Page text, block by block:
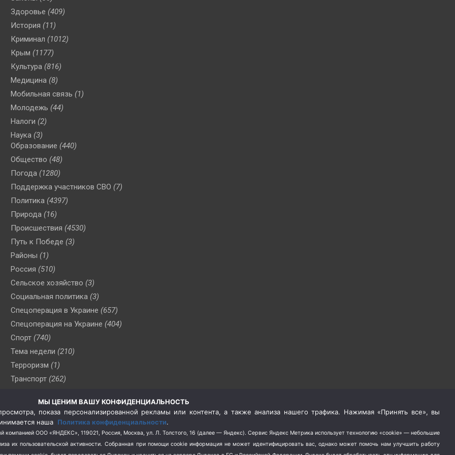
Здоровье (409)
История (11)
Криминал (1012)
Крым (1177)
Культура (816)
Медицина (8)
Мобильная связь (1)
Молодежь (44)
Налоги (2)
Наука (3)
Образование (440)
Общество (48)
Погода (1280)
Поддержка участников СВО (7)
Политика (4397)
Природа (16)
Происшествия (4530)
Путь к Победе (3)
Районы (1)
Россия (510)
Сельское хозяйство (3)
Социальная политика (3)
Спецоперация в Украине (657)
Спецоперация на Украине (404)
Спорт (740)
Тема недели (210)
Терроризм (1)
Транспорт (262)
(76)
Цены (2)
Школа и спорт (2)
Экология (8)
МЫ ЦЕНИМ ВАШУ КОНФИДЕНЦИАЛЬНОСТЬ
показа персонализированной рекламы или контента, а также анализа нашего трафика. Нажимая «Принять все», вы
наша Политика конфиденциальности.
компанией ООО «ЯНДЕКС», 119021, Россия, Москва, ул. Л. Толстого, 16 (далее — Яндекс). Сервис Яндекс Метрика использует технологию «cookie» — небольшие
их пользовательской активности. Собранная при помощи cookie информация не может идентифицировать вас, однако может помочь нам улучшить работу